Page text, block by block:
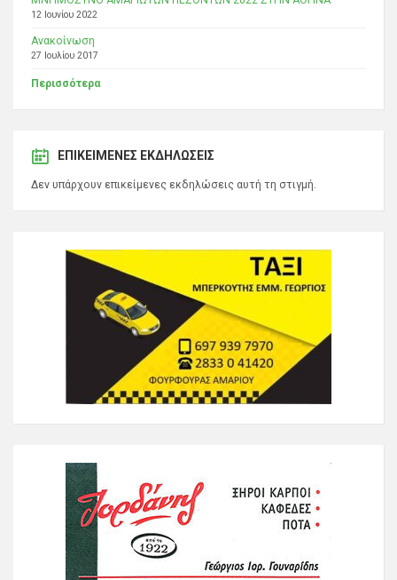
12 Ιουνίου 2022
Ανακοίνωση
27 Ιουλίου 2017
Περισσότερα
ΕΠΙΚΕΊΜΕΝΕΣ ΕΚΔΗΛΏΣΕΙΣ
Δεν υπάρχουν επικείμενες εκδηλώσεις αυτή τη στιγμή.